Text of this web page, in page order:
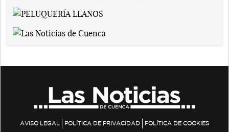
AVISO LEGAL POLÍTICA DE PRIVACIDAD POLÍTICA DE COOKIES